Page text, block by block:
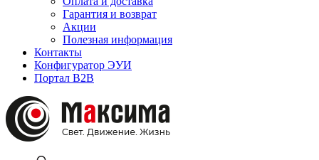
Гарантия и возврат
Акции
Полезная информация
Контакты
Конфигуратор ЭУИ
Портал B2B